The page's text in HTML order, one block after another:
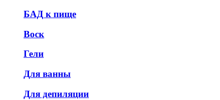
БАД к пище
Воск
Гели
Для ванны
Для депиляции